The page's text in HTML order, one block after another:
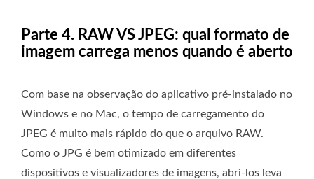
Parte 4. RAW VS JPEG: qual formato de
imagem carrega menos quando é aberto
Com base na observação do aplicativo pré-instalado no
Windows e no Mac, o tempo de carregamento do
JPEG é muito mais rápido do que o arquivo RAW.
Como o JPG é bem otimizado em diferentes
dispositivos e visualizadores de imagens, abri-los leva